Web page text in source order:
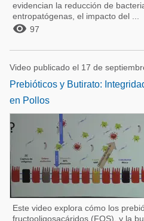
evidencian la reducción de
entropatógenas, el impacto del ...
 97
Video publicado el 17 de
Prebióticos y Butirato:
en Pollos
Este video explora cómo los
fructooligosacáridos (FOS), y la